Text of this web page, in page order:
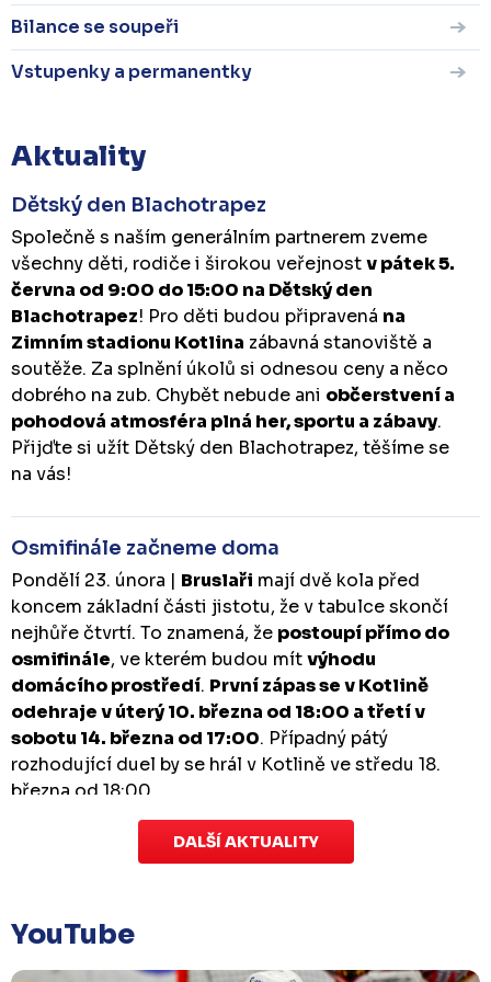
Bilance se soupeři
Vstupenky a permanentky
Aktuality
Dětský den Blachotrapez
Společně s naším generálním partnerem zveme
všechny děti, rodiče i širokou veřejnostv pátek 5.
června od 9:00 do 15:00 na Dětský den
Blachotrapez! Pro děti budou připravená na
Zimním stadionu Kotlina zábavná stanoviště a
soutěže. Za splnění úkolů si odnesou ceny a něco
dobrého na zub. Chybět nebude ani občerstvení a
pohodová atmosféra plná her, sportu a zábavy.
Přijďte si užít Dětský den Blachotrapez, těšíme se
na vás!
Osmifinále začneme doma
Pondělí 23. února | Bruslaři mají dvě kola před
koncem základní části jistotu, že v tabulce skončí
nejhůře čtvrtí. To znamená, že postoupí přímo do
osmifinále, ve kterém budou mítvýhodu
domácího prostředí. První zápas se v Kotlině
odehraje v úterý 10. března od 18:00 a třetí v
sobotu 14. března od 17:00. Případný pátý
rozhodující duel by se hrál v Kotlině ve středu 18.
března od 18:00.
Zápas dorostu je odložen
které se mělo odehrát v pátek 30. ledna ve 14:15,
odloženo!Odehraje se v náhradním termínu, o
kterém se bude jednat.
DALŠÍ AKTUALITY
YouTube